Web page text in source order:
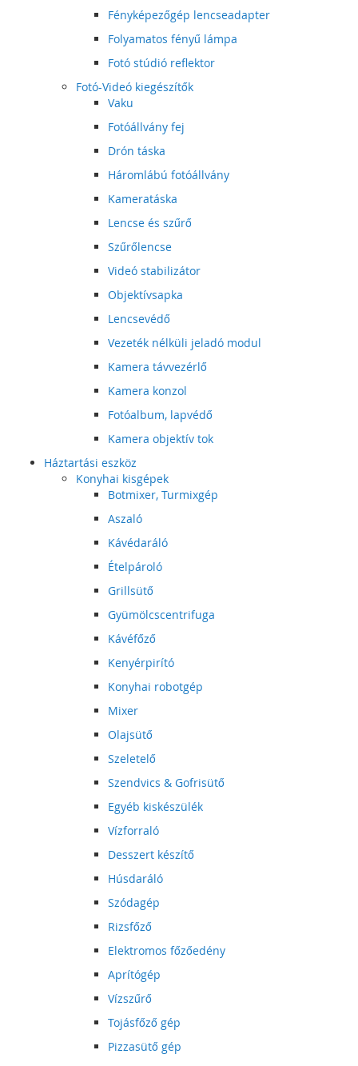
Fényképezőgép lencseadapter
Folyamatos fényű lámpa
Fotó stúdió reflektor
Fotó-Videó kiegészítők
Vaku
Fotóállvány fej
Drón táska
Háromlábú fotóállvány
Kameratáska
Lencse és szűrő
Szűrőlencse
Videó stabilizátor
Objektívsapka
Lencsevédő
Vezeték nélküli jeladó modul
Kamera távvezérlő
Kamera konzol
Fotóalbum, lapvédő
Kamera objektív tok
Háztartási eszköz
Konyhai kisgépek
Botmixer, Turmixgép
Aszaló
Kávédaráló
Ételpároló
Grillsütő
Gyümölcscentrifuga
Kávéfőző
Kenyérpirító
Konyhai robotgép
Mixer
Olajsütő
Szeletelő
Szendvics & Gofrisütő
Egyéb kiskészülék
Vízforraló
Desszert készítő
Húsdaráló
Szódagép
Rizsfőző
Elektromos főzőedény
Aprítógép
Vízszűrő
Tojásfőző gép
Pizzasütő gép